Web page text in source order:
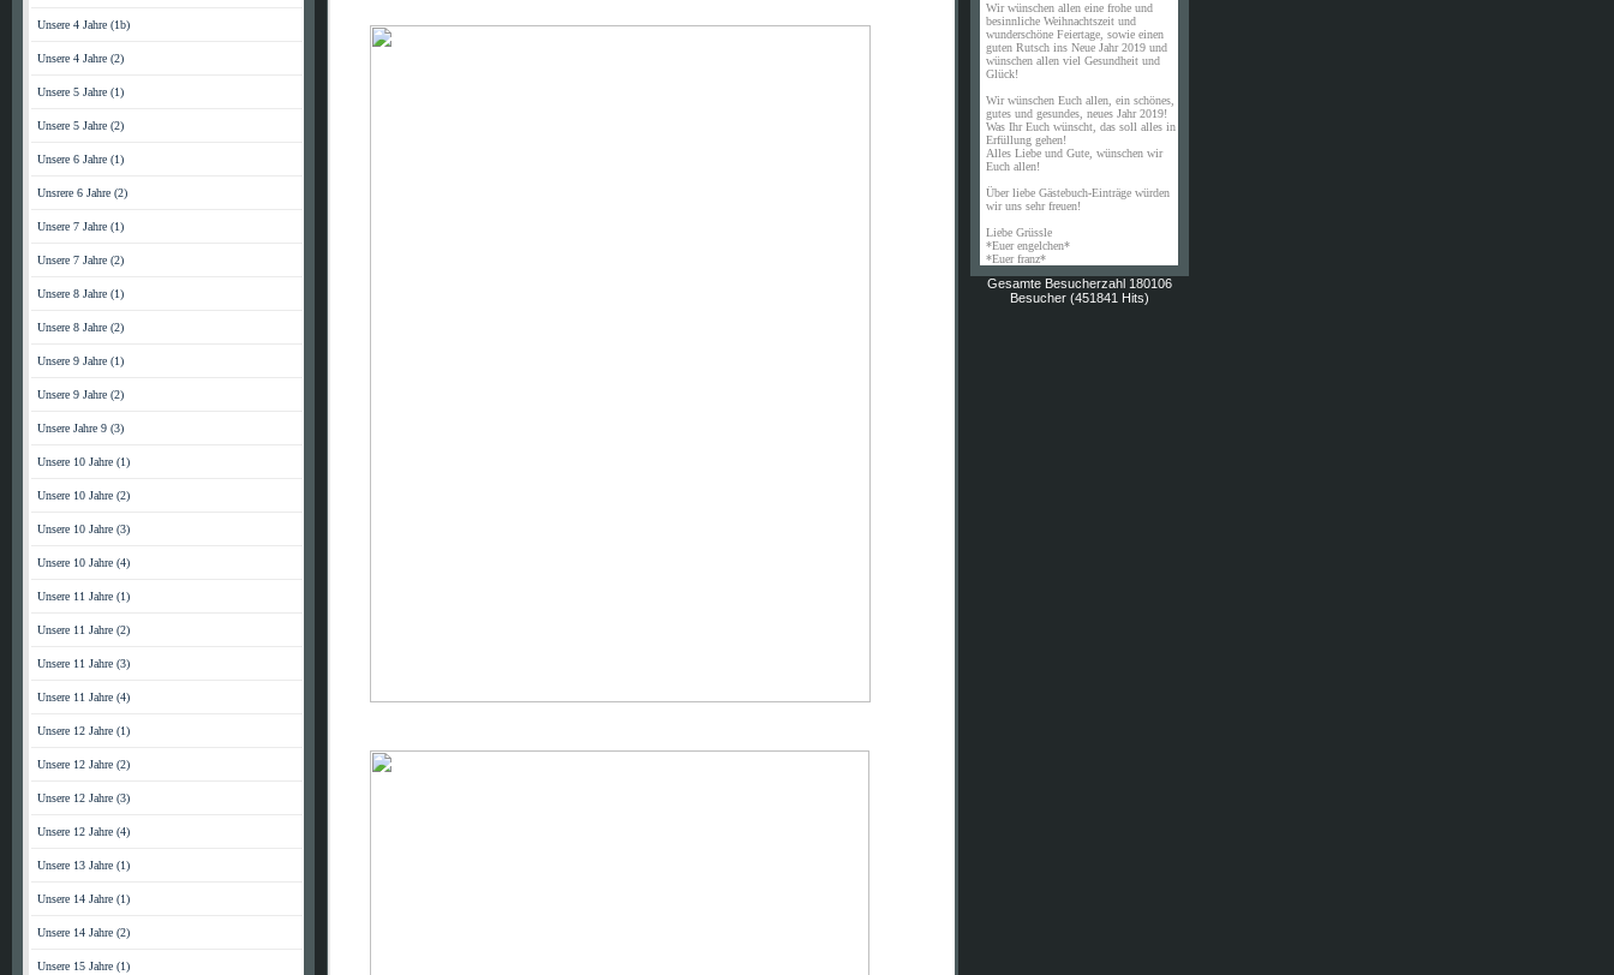
Unsere 4 Jahre (1b)
Unsere 4 Jahre (2)
Unsere 5 Jahre (1)
Unsere 5 Jahre (2)
Unsere 6 Jahre (1)
Unsrere 6 Jahre (2)
Unsere 7 Jahre (1)
Unsere 7 Jahre (2)
Unsere 8 Jahre (1)
Unsere 8 Jahre (2)
Unsere 9 Jahre (1)
Unsere 9 Jahre (2)
Unsere Jahre 9 (3)
Unsere 10 Jahre (1)
Unsere 10 Jahre (2)
Unsere 10 Jahre (3)
Unsere 10 Jahre (4)
Unsere 11 Jahre (1)
Unsere 11 Jahre (2)
Unsere 11 Jahre (3)
Unsere 11 Jahre (4)
Unsere 12 Jahre (1)
Unsere 12 Jahre (2)
Unsere 12 Jahre (3)
Unsere 12 Jahre (4)
Unsere 13 Jahre (1)
Unsere 14 Jahre (1)
Unsere 14 Jahre (2)
Unsere 15 Jahre (1)
Wir wünschen allen eine frohe und
besinnliche Weihnachtszeit und
wunderschöne Feiertage, sowie einen
guten Rutsch ins Neue Jahr 2019 und
wünschen allen viel Gesundheit und
Glück!
Wir wünschen Euch allen, ein schönes,
gutes und gesundes, neues Jahr 2019!
Was Ihr Euch wünscht, das soll alles in
Erfüllung gehen!
Alles Liebe und Gute, wünschen wir
Euch allen!
Über liebe Gästebuch-Einträge würden
wir uns sehr freuen!
Liebe Grüssle
*Euer engelchen*
*Euer franz*
Gesamte Besucherzahl 180106
Besucher (451841 Hits)